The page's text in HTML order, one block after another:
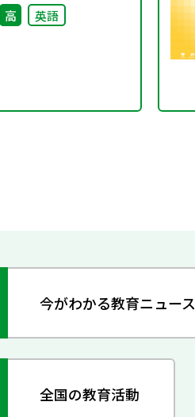
高 英語
今がわかる教育ニュース
全国の教育活動